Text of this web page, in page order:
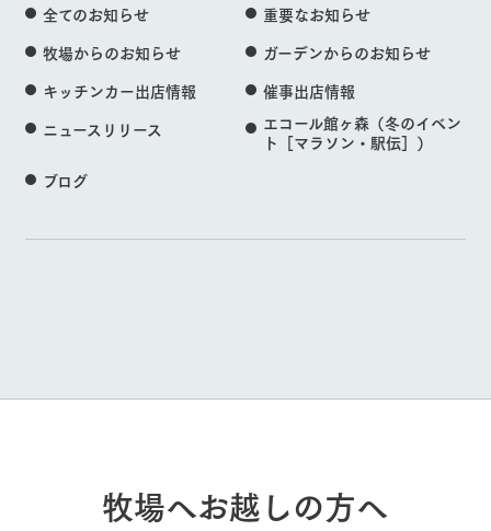
全てのお知らせ
重要なお知らせ
牧場からのお知らせ
ガーデンからのお知らせ
キッチンカー出店情報
催事出店情報
ニュースリリース
エコール館ヶ森（冬のイベン
ト［マラソン・駅伝］）
ブログ
牧場へお越しの方へ